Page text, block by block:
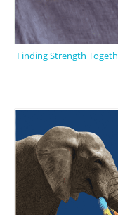
Finding Strength